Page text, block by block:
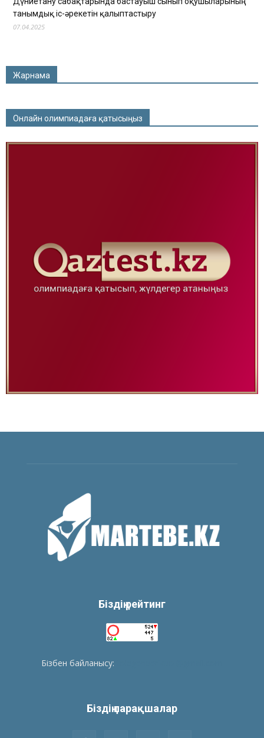
танымдық іс-әрекетін қалыптастыру
07.04.2025
Жарнама
Онлайн олимпиадаға қатысыңыз
Біздің рейтинг
Бізбен байланысу:
Біздің парақшалар